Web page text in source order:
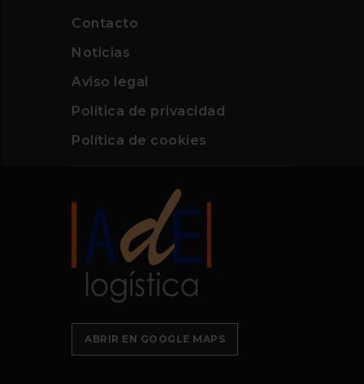
Contacto
Noticias
Aviso legal
Política de privacidad
Política de cookies
ABRIR EN GOOGLE MAPS